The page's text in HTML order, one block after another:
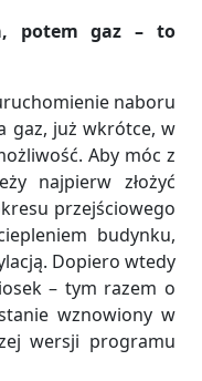
potem gaz – to
naboru
gaz, już wkrótce, w
Aby móc z
najpierw złożyć
przejściowego
budynku,
Dopiero wtedy
– tym razem o
wznowiony w
wersji programu